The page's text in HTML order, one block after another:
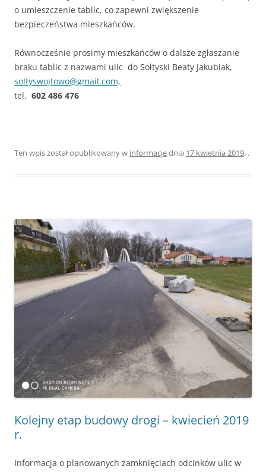
o umieszczenie tablic, co zapewni zwiększenie
bezpieczeństwa mieszkańców.
Równocześnie prosimy mieszkańców o dalsze zgłaszanie
braku tablic z nazwami ulic do Sołtyski Beaty Jakubiak,
soltyswojtowo@gmail.com,
tel. 602 486 476
Ten wpis został opublikowany w informacjednia 17 kwietnia 2019, .
Kolejny etap budowy drogi – kwiecień 2019
r.
Informacja o planowanych zamknięciach odcinków ulic w